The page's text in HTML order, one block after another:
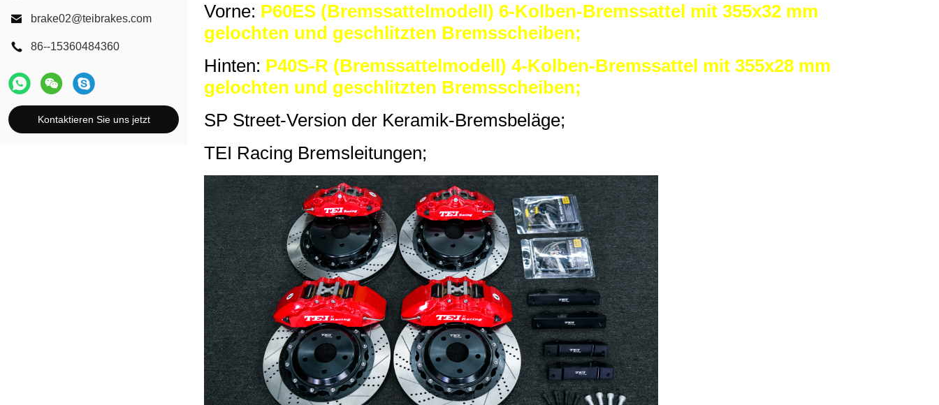
brake02@teibrakes.com
86--15360484360
Kontaktieren Sie uns jetzt
Vorne: P60ES (Bremssattelmodell) 6-Kolben-Bremssattel mit 355x32 mm
gelochten und geschlitzten Bremsscheiben;
Hinten: P40S-R (Bremssattelmodell) 4-Kolben-Bremssattel mit 355x28 mm
gelochten und geschlitzten Bremsscheiben;
SP Street-Version der Keramik-Bremsbeläge;
TEI Racing Bremsleitungen;